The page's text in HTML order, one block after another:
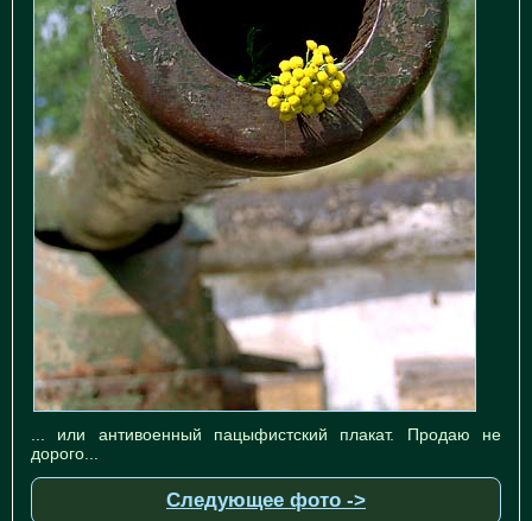
... или антивоенный пацыфистский плакат. Продаю не
дорого...
Следующее фото ->